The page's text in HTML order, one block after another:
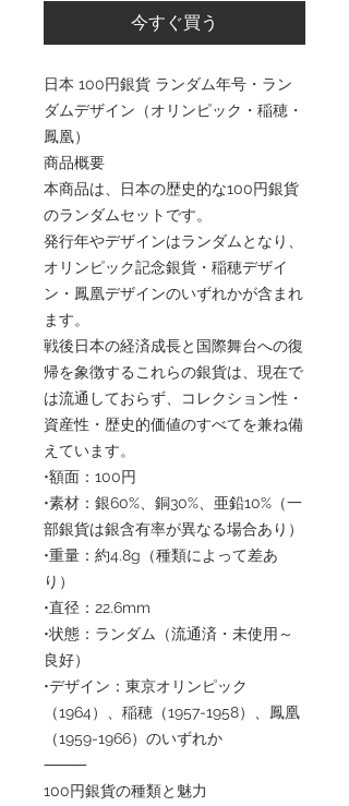
今すぐ買う
日本 100円銀貨 ランダム年号・ラン
ダムデザイン（オリンピック・稲穂・
鳳凰）
商品概要
本商品は、日本の歴史的な100円銀貨
のランダムセットです。
発行年やデザインはランダムとなり、
オリンピック記念銀貨・稲穂デザイ
ン・鳳凰デザインのいずれかが含まれ
ます。
戦後日本の経済成長と国際舞台への復
帰を象徴するこれらの銀貨は、現在で
は流通しておらず、コレクション性・
資産性・歴史的価値のすべてを兼ね備
えています。
•額面：100円
•素材：銀60%、銅30%、亜鉛10%（一
部銀貨は銀含有率が異なる場合あり）
•重量：約4.8g（種類によって差あ
り）
•直径：22.6mm
•状態：ランダム（流通済・未使用～
良好）
•デザイン：東京オリンピック
（1964）、稲穂（1957-1958）、鳳凰
（1959-1966）のいずれか
⸻
100円銀貨の種類と魅力